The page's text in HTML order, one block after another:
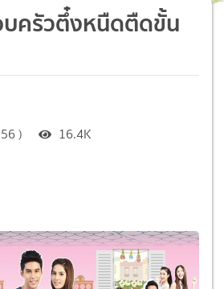
บครัวตึ๋งหนืดตืดขั้น
) 16.4K